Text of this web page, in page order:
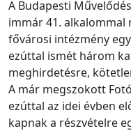
A Budapesti
immár 41. alkalommal
fővárosi intézmény
ezúttal ismét három
meghirdetésre,
A már megszokott
ezúttal az idei évben
kapnak a részvételre